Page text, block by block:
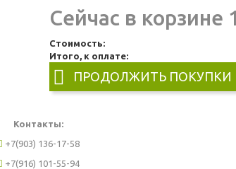
Сейчас в корзине
Стоимость:
Итого, к оплате:
ПРОДОЛЖИТЬ ПОКУПКИ
Контакты:
+7(903) 136-17-58
+7(916) 101-55-94